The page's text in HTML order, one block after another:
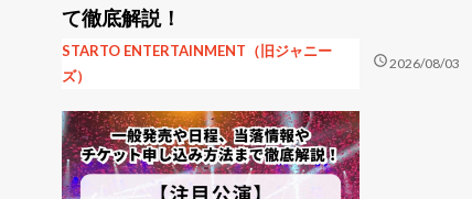
て徹底解説！
STARTO ENTERTAINMENT（旧ジャニー
ズ）
schedule2026/08/03